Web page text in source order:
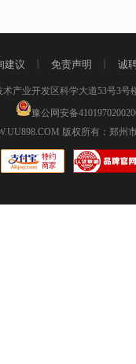
建议 免责声明 诚
产业开发区科学大道53号3号
豫公网安备
版权所有：郑州